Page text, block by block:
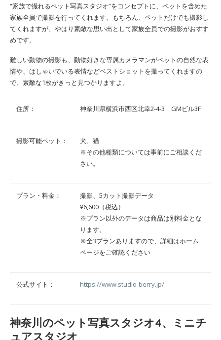
“家族で撮れるペット写真スタジオ”をコンセプトに、ペットを含めた
家族全員で撮影を行ってくれます。もちろん、ペットだけでも撮影し
てくれますが、やはり素敵な思い出として家族全員での撮影がおすす
めです。
難しい動物の撮影も、動物好きな専属カメラマンがペットの自然な表
情や、はしゃいでいる表情などベストショットを撮ってくれますの
で、素敵な1枚がきっと見つかりますよ。
住所： 神奈川県横浜市西区北幸2-4-3 GMビル3F
撮影可能ペット：
犬、猫
※その他種類については事前にご相談くだ
さい。
プラン・料金：
撮影、5カット撮影データ
¥6,600（税込）
※プラン以外のデータは商品は別料金とな
ります。
※全3プランありますので、詳細はホーム
ページをご確認ください
公式サイト： https://www.studio-berry.jp/
神奈川のペット写真スタジオ4、ミニチ
ュアスタジオ